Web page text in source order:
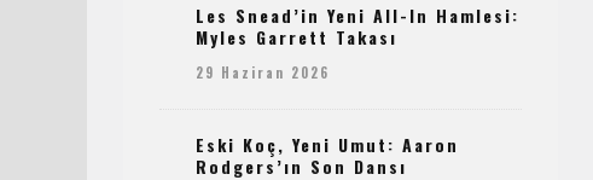
Les Snead’in Yeni All-In Hamlesi:
Myles Garrett Takası
29 Haziran 2026
Eski Koç, Yeni Umut: Aaron
Rodgers’ın Son Dansı